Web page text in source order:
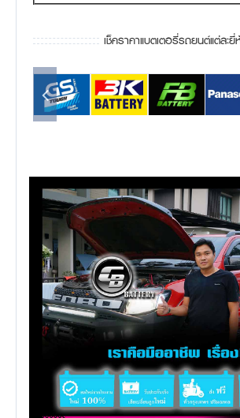
เช็คราคาแบตเตอรี่รถยนต์แต่ละ